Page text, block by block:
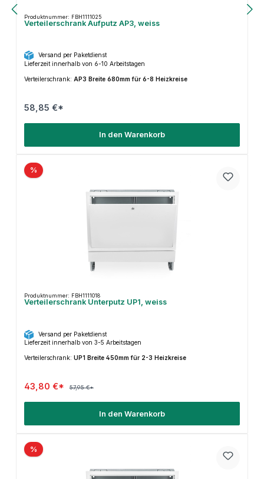
Produktnummer: FBH1111025
Verteilerschrank Aufputz AP3, weiss
Versand per Paketdienst
Lieferzeit innerhalb von 6-10 Arbeitstagen
Verteilerschrank: AP3 Breite 680mm für 6-8 Heizkreise
58,85 €*
In den Warenkorb
%
Produktnummer: FBH1111018
Verteilerschrank Unterputz UP1, weiss
Versand per Paketdienst
Lieferzeit innerhalb von 3-5 Arbeitstagen
Verteilerschrank: UP1 Breite 450mm für 2-3 Heizkreise
43,80 €* 57,95 €*
In den Warenkorb
%